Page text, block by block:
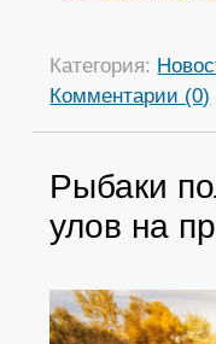
Категория:
Комментарии (0)
Рыбаки
улов на